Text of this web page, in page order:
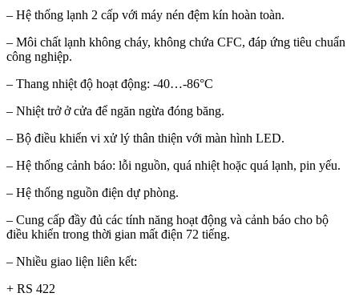
– Hệ thống lạnh 2 cấp với máy nén đệm kín hoàn toàn.
– Môi chất lạnh không cháy, không chứa CFC, đáp ứng tiêu chuẩn
công nghiệp.
– Thang nhiệt độ hoạt động: -40…-86°C
– Nhiệt trở ở cửa để ngăn ngừa đóng băng.
– Bộ điều khiển vi xử lý thân thiện với màn hình LED.
– Hệ thống cảnh báo: lỗi nguồn, quá nhiệt hoặc quá lạnh, pin yếu.
– Hệ thống nguồn điện dự phòng.
– Cung cấp đầy đủ các tính năng hoạt động và cảnh báo cho bộ
điều khiển trong thời gian mất điện 72 tiếng.
– Nhiều giao liện liên kết:
+ RS 422